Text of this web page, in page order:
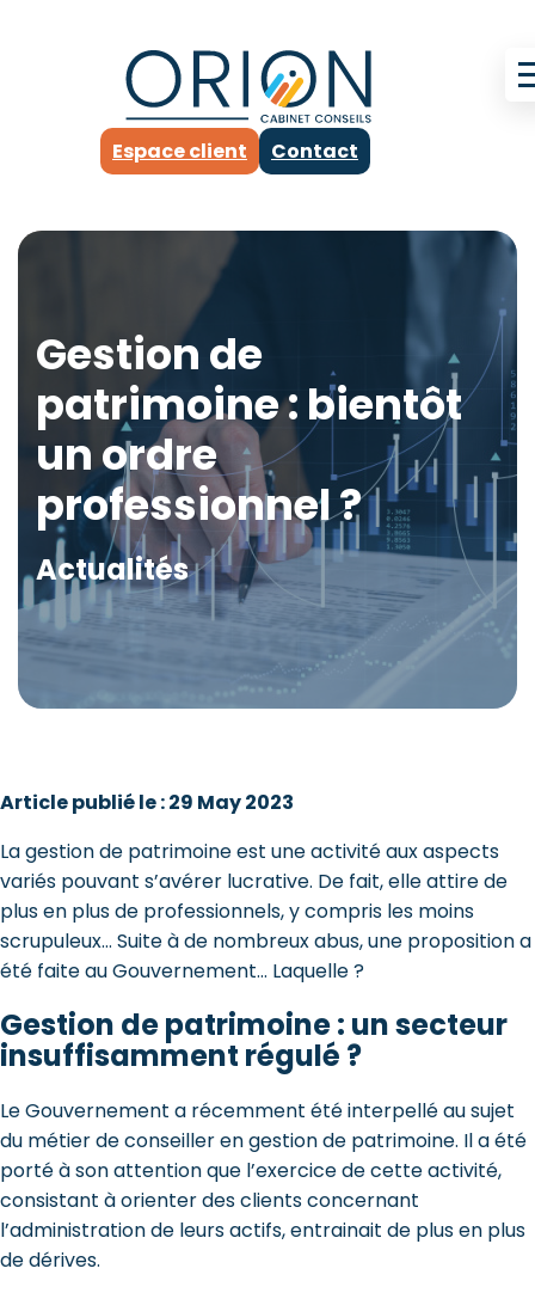
Espace client Contact
Gestion de
patrimoine : bientôt
un ordre
professionnel ?
Actualités
Article publié le : 29 May 2023
La gestion de patrimoine est une activité aux aspects
variés pouvant s’avérer lucrative. De fait, elle attire de
plus en plus de professionnels, y compris les moins
scrupuleux… Suite à de nombreux abus, une proposition a
été faite au Gouvernement… Laquelle ?
Gestion de patrimoine : un secteur
insuffisamment régulé ?
Le Gouvernement a récemment été interpellé au sujet
du métier de conseiller en gestion de patrimoine. Il a été
porté à son attention que l’exercice de cette activité,
consistant à orienter des clients concernant
l’administration de leurs actifs, entrainait de plus en plus
de dérives.